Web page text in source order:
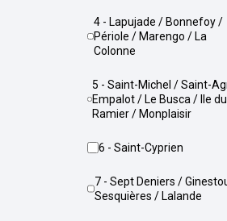
4 - Lapujade / Bonnefoy /
Périole / Marengo / La
Colonne
5 - Saint-Michel / Saint-Agne /
Empalot / Le Busca / Ile du
Ramier / Monplaisir
6 - Saint-Cyprien
7 - Sept Deniers / Ginestous-
Sesquières / Lalande